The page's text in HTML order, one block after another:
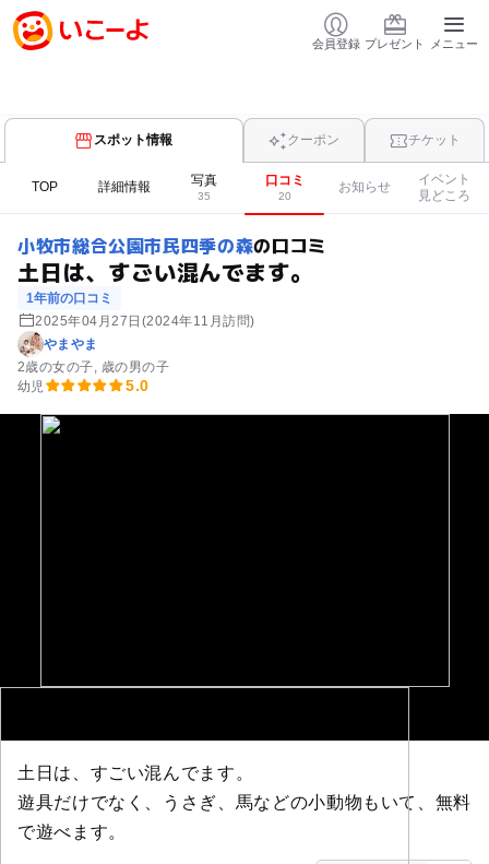
会員登録 プレゼント メニュー
スポット情報 クーポン チケット
TOP 詳細情報 写真
35
口コミ
20
お知らせ
イベント
見どころ
小牧市総合公園市民四季の森の口コミ
土日は、すごい混んでます。
1年前の口コミ
2025年04月27日 (2024年11月訪問)
やまやま
2歳の女の子
歳の男の子
幼児
5.0
土日は、すごい混んでます。
遊具だけでなく、うさぎ、馬などの小動物もいて、無料
で遊べます。